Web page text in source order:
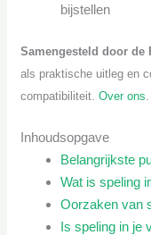
bijstellen
Samengesteld door de
als praktische uitleg en
compatibiliteit.Over ons.
Inhoudsopgave
Belangrijkste
Wat is speling
Oorzaken van
Is speling in je